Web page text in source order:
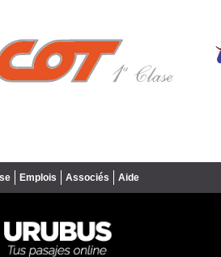
Emplois Associés Aide